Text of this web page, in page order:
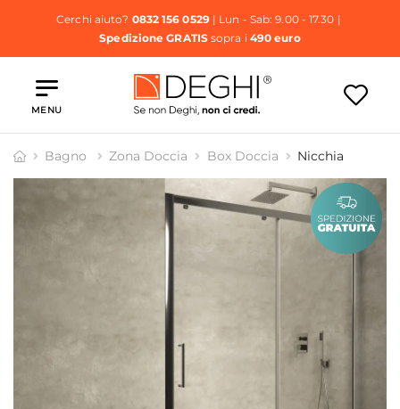
Cerchi aiuto? 0832 156 0529| Lun - Sab: 9.00 - 17.30 |
Spedizione GRATISsopra i 490 euro
MENU
Bagno Zona Doccia Box Doccia Nicchia